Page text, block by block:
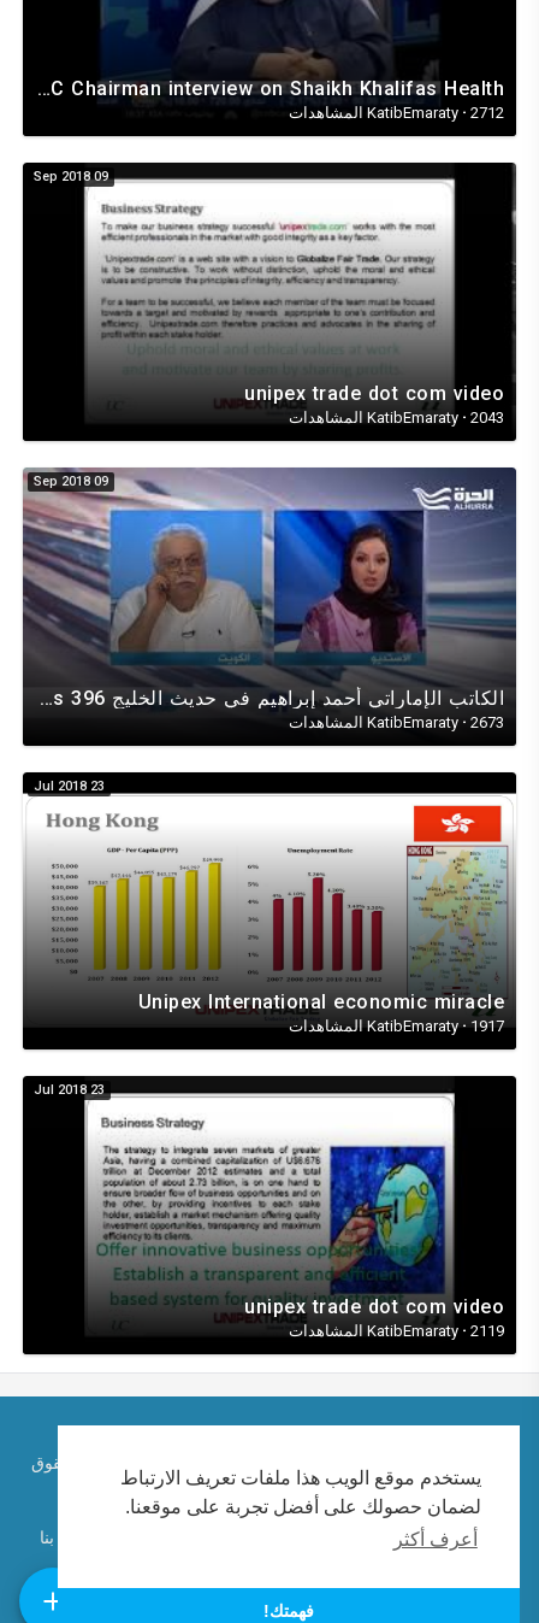
يستخدم موقع الويب هذا ملفات تعريف الارتباط
لضمان حصولك على أفضل تجربة على موقعنا.
أعرف أكثر
فهمتك!
UNIPRC Chairman interview on Shaikh Khalifas Health
KatibEmaraty · 2712 المشاهدات
09 Sep 2018
unipex trade dot com video
KatibEmaraty · 2043 المشاهدات
09 Sep 2018
الكاتب الإماراتي أحمد إبراهيم في حديث الخليج Gulf Talks 396على قناة الحرة ومقرها فيرجينيا أمريكـا
KatibEmaraty · 2673 المشاهدات
23 Jul 2018
Unipex International economic miracle
KatibEmaraty·1917 المشاهدات
23 Jul 2018
unipex trade dot com video
KatibEmaraty · 2119 المشاهدات
حقوق الطبع والنشر © 2026 الكاتب الإماراتي احمد ابراهيم. كل الحقوق
محفوظة.
تعليمات الاستخدام
اتصل بنا